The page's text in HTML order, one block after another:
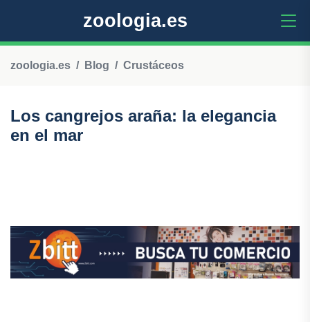
zoologia.es
zoologia.es Blog Crustáceos
Los cangrejos araña: la elegancia
en el mar